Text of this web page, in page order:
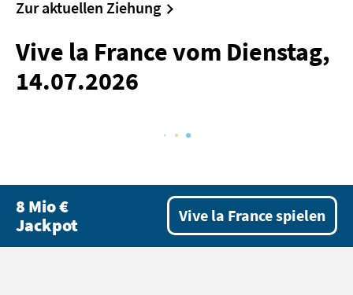
Zur aktuellen Ziehung
Vive la France vom Dienstag,
14.07.2026
8 Mio €
Jackpot
Vive la France spielen
Gewinnzahlen & Quoten
Lottohelden Magazin
Hilfe / FAQ
Kontakt